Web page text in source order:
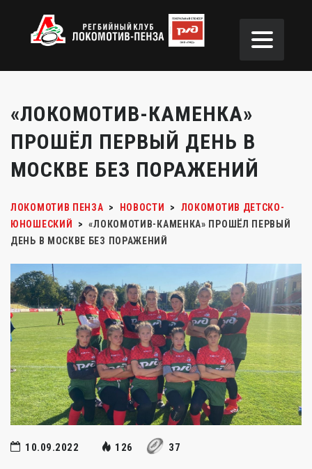
«ЛОКОМОТИВ-КАМЕНКА»
ПРОШЁЛ ПЕРВЫЙ ДЕНЬ В
МОСКВЕ БЕЗ ПОРАЖЕНИЙ
ЛОКОМОТИВ ПЕНЗА > НОВОСТИ >
ЛОКОМОТИВ ДЕТСКО-
ЮНОШЕСКИЙ
> «ЛОКОМОТИВ-КАМЕНКА» ПРОШЁЛ ПЕРВЫЙ
ДЕНЬ В МОСКВЕ БЕЗ ПОРАЖЕНИЙ
10.09.2022 126 37